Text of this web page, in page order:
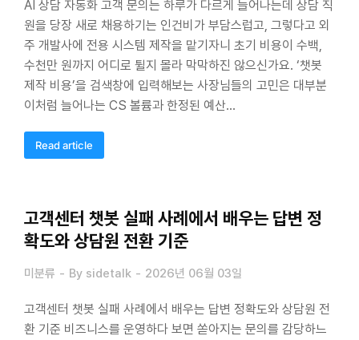
AI 상담 자동화 고객 문의는 하루가 다르게 늘어나는데 상담 직
원을 당장 새로 채용하기는 인건비가 부담스럽고, 그렇다고 외
주 개발사에 전용 시스템 제작을 맡기자니 초기 비용이 수백,
수천만 원까지 어디로 튈지 몰라 막막하진 않으신가요. ‘챗봇
제작 비용’을 검색창에 입력해보는 사장님들의 고민은 대부분
이처럼 늘어나는 CS 볼륨과 한정된 예산…
Read article
고객센터 챗봇 실패 사례에서 배우는 답변 정
확도와 상담원 전환 기준
미분류 By sidetalk 2026년 06월 03일
고객센터 챗봇 실패 사례에서 배우는 답변 정확도와 상담원 전
환 기준 비즈니스를 운영하다 보면 쏟아지는 문의를 감당하느